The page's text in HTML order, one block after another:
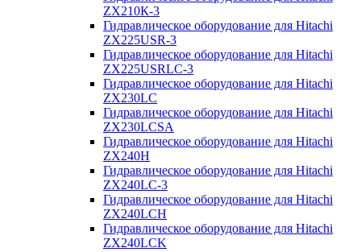
ZX210К-3
Гидравлическое оборудование для Hitachi
ZX225USR-3
Гидравлическое оборудование для Hitachi
ZX225USRLC-3
Гидравлическое оборудование для Hitachi
ZX230LC
Гидравлическое оборудование для Hitachi
ZX230LCSA
Гидравлическое оборудование для Hitachi
ZX240H
Гидравлическое оборудование для Hitachi
ZX240LC-3
Гидравлическое оборудование для Hitachi
ZX240LCH
Гидравлическое оборудование для Hitachi
ZX240LCK